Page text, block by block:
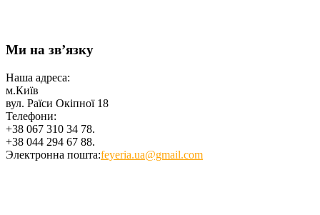
Ми на зв’язку
Наша адреса:
м.Київ
вул. Раїси Окіпної 18
Телефони:
+38 067 310 34 78.
+38 044 294 67 88.
Электронна пошта:feyeria.ua@gmail.com